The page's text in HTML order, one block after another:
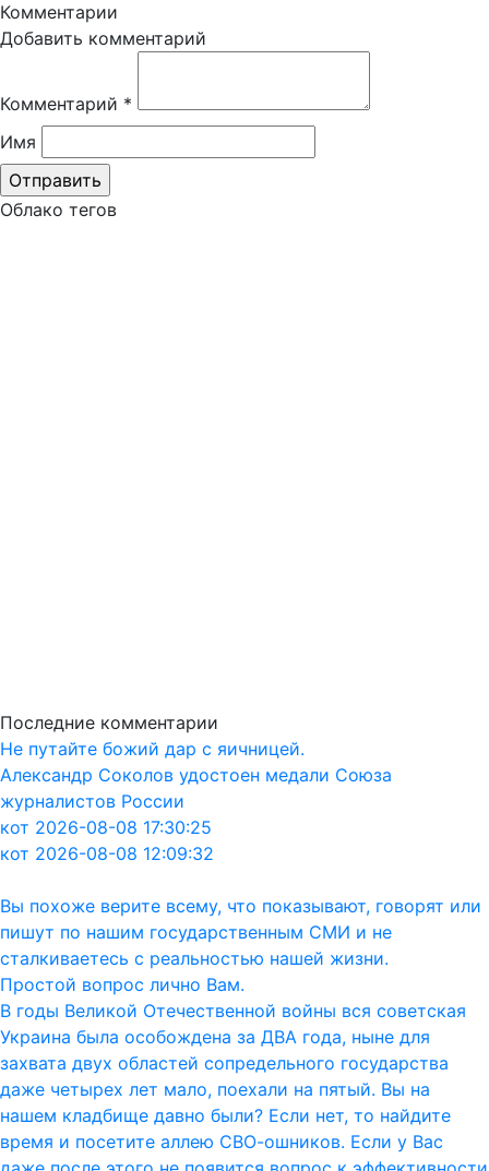
Комментарии
Добавить комментарий
Комментарий *
Имя
Облако тегов
Последние комментарии
Не путайте божий дар с яичницей.
Александр Соколов удостоен медали Союза
журналистов России
кот 2026-08-08 17:30:25
кот 2026-08-08 12:09:32
Вы похоже верите всему, что показывают, говорят или
пишут по нашим государственным СМИ и не
сталкиваетесь с реальностью нашей жизни.
Простой вопрос лично Вам.
В годы Великой Отечественной войны вся советская
Украина была особождена за ДВА года, ныне для
захвата двух областей сопредельного государства
даже четырех лет мало, поехали на пятый. Вы на
нашем кладбище давно были? Если нет, то найдите
время и посетите аллею СВО-ошников. Если у Вас